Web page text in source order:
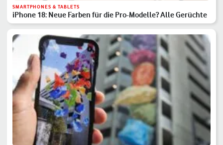
SMARTPHONES & TABLETS
iPhone 18: Neue Farben für die Pro-Modelle? Alle Gerüchte